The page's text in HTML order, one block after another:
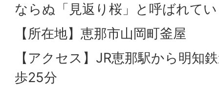
ならぬ「見返り桜」と呼ばれて
【所在地】恵那市山岡町釜屋
【アクセス】JR恵那駅から明知
歩25分